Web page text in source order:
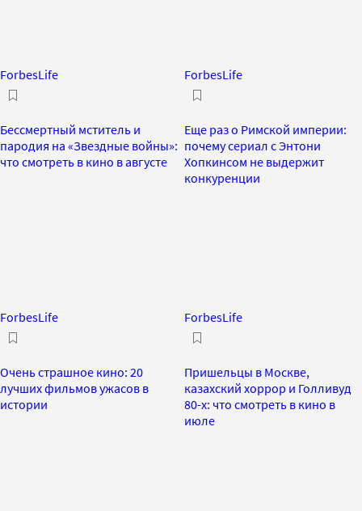
ForbesLife
Бессмертный мститель и
пародия на «Звездные войны»:
что смотреть в кино в августе
ForbesLife
Еще раз о Римской империи:
почему сериал с Энтони
Хопкинсом не выдержит
конкуренции
ForbesLife
Очень страшное кино: 20
лучших фильмов ужасов в
истории
ForbesLife
Пришельцы в Москве,
казахский хоррор и Голливуд
80-х: что смотреть в кино в
июле